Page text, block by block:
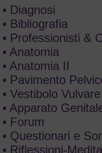
• Diagnosi
• Bibliografia
• Professionisti &
• Anatomia
• Anatomia II
• Pavimento
• Vestibolo Vulvare
• Apparato
• Forum
• Questionari e
• Riflessioni-